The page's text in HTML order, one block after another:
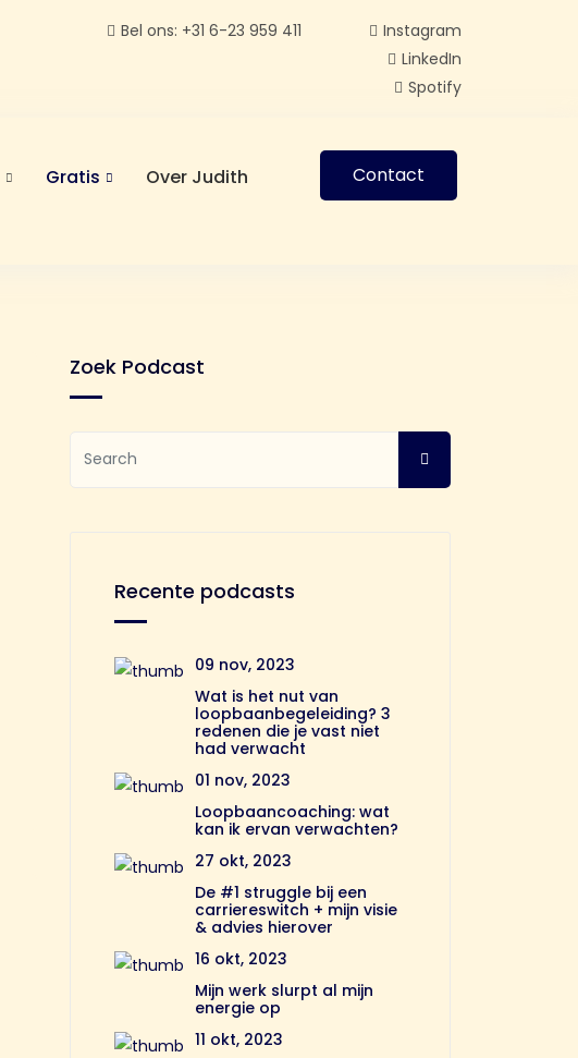
Bel ons: +31 6-23 959 411
Instagram
LinkedIn
Spotify
Gratis Over Judith Contact
Zoek Podcast
Recente podcasts
09 nov, 2023
Wat is het nut van
loopbaanbegeleiding? 3
redenen die je vast niet
had verwacht
01 nov, 2023
Loopbaancoaching: wat
kan ik ervan verwachten?
27 okt, 2023
De #1 struggle bij een
carriereswitch + mijn visie
& advies hierover
16 okt, 2023
Mijn werk slurpt al mijn
energie op
11 okt, 2023